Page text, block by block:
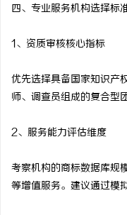
四、专业服务机构选择标
1、资质审核核心指标
优先选择具备国家知识产
师、调查员组成的复合型
2、服务能力评估维度
考察机构的商标数据库规
等增值服务。建议通过模